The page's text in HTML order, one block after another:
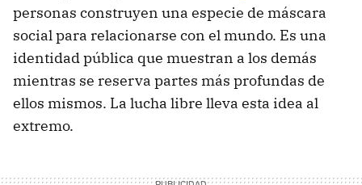
personas construyen una especie de máscara
social para relacionarse con el mundo. Es una
identidad pública que muestran a los demás
mientras se reserva partes más profundas de
ellos mismos. La lucha libre lleva esta idea al
extremo.